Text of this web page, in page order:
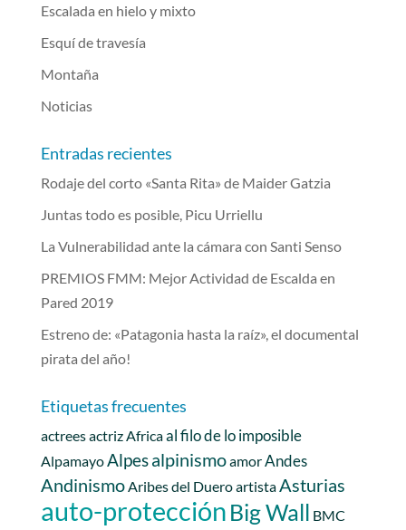
Escalada en hielo y mixto
Esquí de travesía
Montaña
Noticias
Entradas recientes
Rodaje del corto «Santa Rita» de Maider Gatzia
Juntas todo es posible, Picu Urriellu
La Vulnerabilidad ante la cámara con Santi Senso
PREMIOS FMM: Mejor Actividad de Escalda en
Pared 2019
Estreno de: «Patagonia hasta la raíz», el documental
pirata del año!
Etiquetas frecuentes
actreesactriz Africaal filo de lo imposible
AlpamayoAlpesalpinismoamorAndes
Andinismo Aribes del Dueroartista Asturias
auto-protección Big Wall BMC